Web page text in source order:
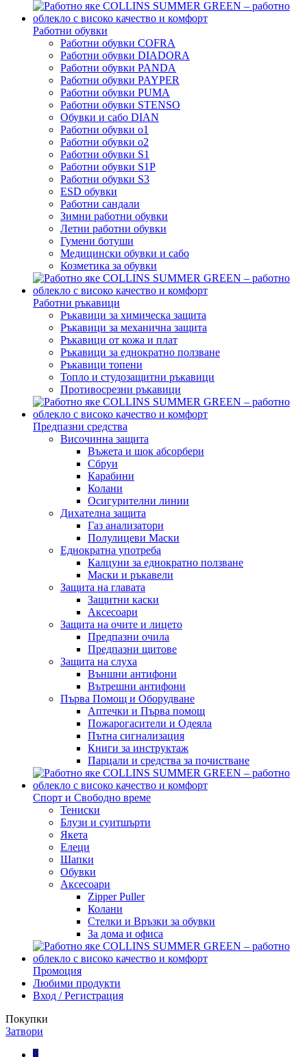
Работни обувки
Работни обувки COFRA
Работни обувки DIADORA
Работни обувки PANDA
Работни обувки PAYPER
Работни обувки PUMA
Работни обувки STENSO
Обувки и сабо DIAN
Работни обувки o1
Работни обувки o2
Работни обувки S1
Работни обувки S1P
Работни обувки S3
ESD обувки
Работни сандали
Зимни работни обувки
Летни работни обувки
Гумени ботуши
Медицински обувки и сабо
Козметика за обувки
Работни ръкавици
Ръкавици за химическа защита
Ръкавици за механична защита
Ръкавици от кожа и плат
Ръкавици за еднократно ползване
Ръкавици топени
Топло и студозащитни ръкавици
Противосрезни ръкавици
Предпазни средства
Височинна защита
Въжета и шок абсорбери
Сбруи
Карабини
Колани
Осигурителни линии
Дихателна защита
Газ анализатори
Полулицеви Маски
Еднократна употреба
Калцуни за еднократно ползване
Маски и ръкавели
Защита на главата
Защитни каски
Аксесоари
Защита на очите и лицето
Предпазни очила
Предпазни щитове
Защита на слуха
Външни антифони
Вътрешни антифони
Първа Помощ и Оборудване
Аптечки и Първа помощ
Пожарогасители и Одеяла
Пътна сигнализация
Книги за инструктаж
Парцали и средства за почистване
Спорт и Свободно време
Тениски
Блузи и суитшърти
Якета
Елеци
Шапки
Обувки
Аксесоари
Zipper Puller
Колани
Стелки и Връзки за обувки
За дома и офиса
Промоция
Любими продукти
Вход / Регистрация
Покупки
Затвори
€